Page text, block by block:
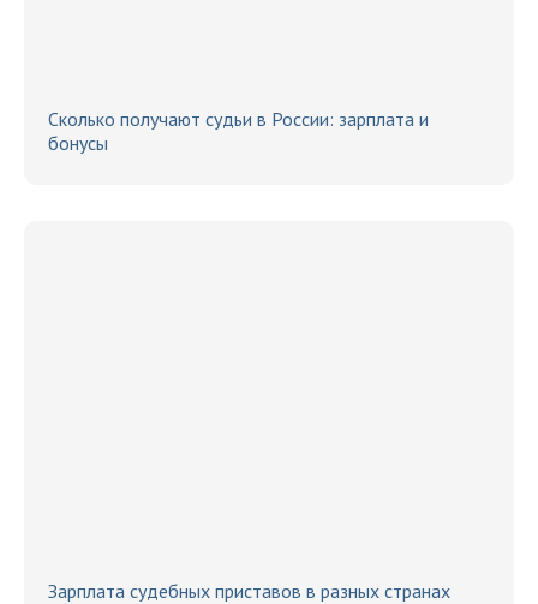
Сколько получают судьи в России: зарплата и
бонусы
Зарплата судебных приставов в разных странах